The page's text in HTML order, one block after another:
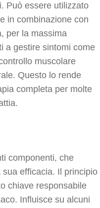
Può essere utilizzato
in combinazione con
per la massima
a gestire sintomi come
muscolare
Questo lo rende
completa per molte
componenti, che
efficacia. Il principio
chiave responsabile
Influisce su alcuni